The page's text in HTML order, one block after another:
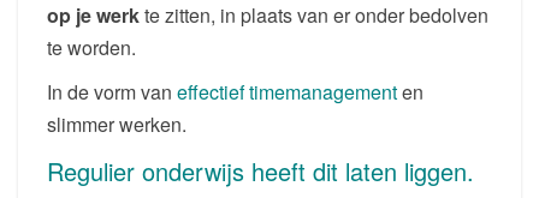
op je werkte zitten, in plaats van er onder bedolven
te worden.
In de vorm van effectief timemanagementen
slimmer werken.
Regulier onderwijs heeft dit laten liggen.